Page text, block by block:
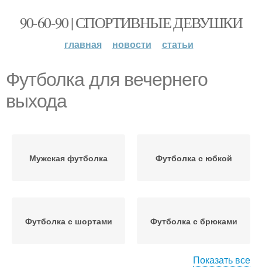
90-60-90 | СПОРТИВНЫЕ ДЕВУШКИ
главная новости статьи
Футболка для вечернего
выхода
Мужская футболка Футболка с юбкой
Футболка с шортами Футболка с брюками
Показать все